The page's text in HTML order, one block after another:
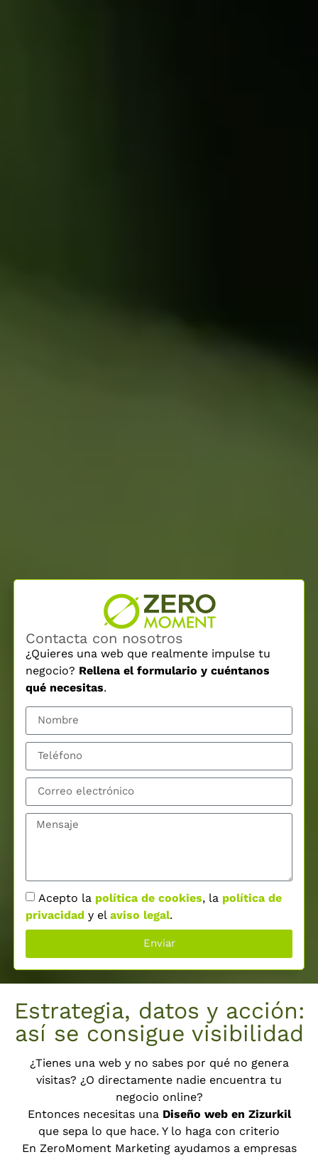
Contacta con nosotros
¿Quieres una web que realmente impulse tu
negocio? Rellena el formulario y cuéntanos
qué necesitas.
Acepto la política de cookies, la política de
privacidad y el aviso legal.
Enviar
Estrategia, datos y acción:
así se consigue visibilidad
¿Tienes una web y no sabes por qué no genera
visitas? ¿O directamente nadie encuentra tu
negocio online?
Entonces necesitas una Diseño web en Zizurkil
que sepa lo que hace. Y lo haga con criterio
En ZeroMoment Marketing ayudamos a empresas